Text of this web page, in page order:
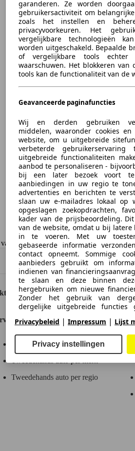
de gegevens.
in Europa.
Contact en hulp
Tweedehands auto per regio
garanderen. Ze worden
gebruikersactiviteit om
zoals het instellen en
privacyvoorkeuren. Het
vergelijkbare technologieën
worden uitgeschakeld. Bepaalde
of vergelijkbare tools
waarschuwen. Het blokkeren van
tools kan de functionaliteit van de
Geavanceerde paginafuncties
Wij en derden gebruiken
middelen, waaronder cookies
website, om u uitgebreide
verbeterde
uitgebreide functionaliteiten
aanbod te personaliseren -
bij een later bezoek voort
aanbiedingen in uw regio te
advertenties en berichten te
slaan uw e-mailadres lokaal op
opgeslagen zoekopdrachten,
kader van de prijsbeoordeling.
van de website, omdat u bij
in te voeren. Met uw
gebaseerde informatie
contact opneemt. Sommige
aanbieders gebruikt om
indienen van
te slaan en deze binnen
hergebruiken om nieuwe
Zonder het gebruik van
dergelijke uitgebreide
We werken met 263 aanbieders.
Privacybeleid | Impressum | Lijst
Privacy instellingen